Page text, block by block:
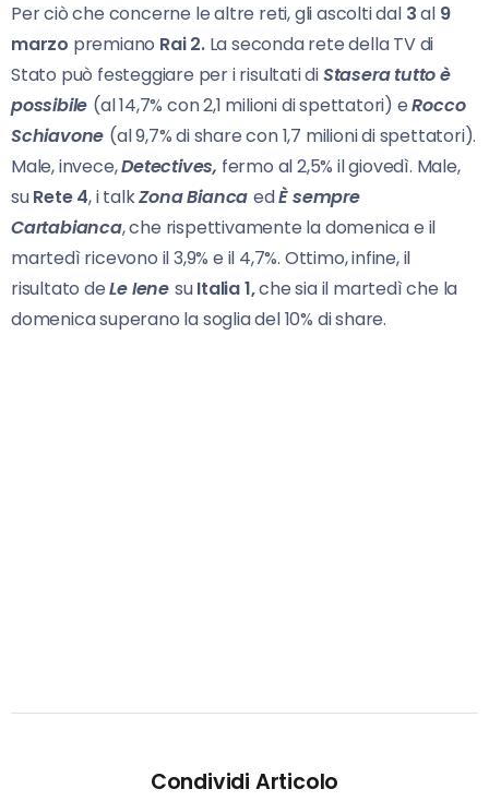
Per ciò che concerne le altre reti, gli ascolti dal 3al 9
marzo premiano Rai 2.La seconda rete della TV di
Stato può festeggiare per i risultati diStasera tutto è
possibile (al 14,7% con 2,1 milioni di spettatori) eRocco
Schiavone (al 9,7% di share con 1,7 milioni di spettatori).
Male, invece,Detectives, fermo al 2,5% il giovedì. Male,
suRete 4, i talkZona Bianca edÈ sempre
Cartabianca, che rispettivamente la domenica e il
martedì ricevono il 3,9% e il 4,7%. Ottimo, infine, il
risultato deLe Iene suItalia 1,che sia il martedì che la
domenica superano la soglia del 10% di share.
Condividi Articolo